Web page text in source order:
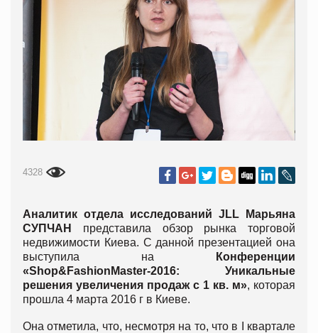
4328
Аналитик отдела исследований JLL Марьяна
СУПЧАН
представила обзор рынка торговой
недвижимости Киева. С данной презентацией она
выступила на
Конференции
«Shop&FashionMaster-2016: Уникальные
решения увеличения продаж с 1 кв. м», которая
прошла 4 марта 2016 г в Киеве.
Она отметила, что, несмотря на то, что в I квартале